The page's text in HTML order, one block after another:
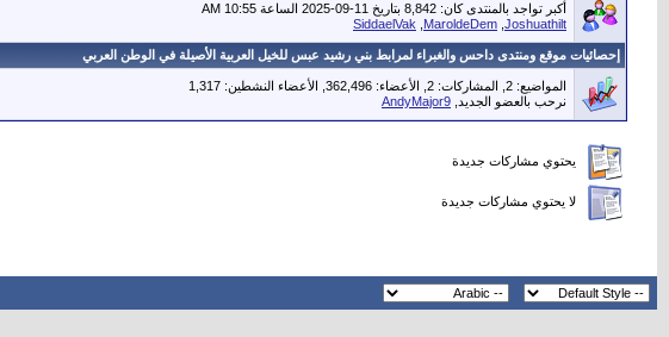
أكبر تواجد بالمنتدى كان: 8,842 بتاريخ 11-09-2025 الساعة 10:55 AM
Joshuathilt
MaroldeDem
SiddaelVak
إحصائيات موقع ومنتدى داحس والغبراء لمرابط بني رشيد عبس للخيل العربية الأصيلة في الوطن العربي
المواضيع: 2, المشاركات: 2, الأعضاء: 362,496,
الأعضاء النشطين: 1,317
نرحب بالعضو الجديد, AndyMajor9
يحتوي مشاركات جديدة
لا يحتوي مشاركات جديدة